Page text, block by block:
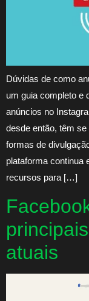
Dúvidas de como
um guia completo e
anúncios no
desde então, têm
formas de
plataforma continua
recursos para […]
atuais